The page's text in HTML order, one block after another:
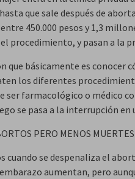
que sale después de
450.000 pesos y 1,3
procedimiento, y pasan a la
que básicamente es conocer
los diferentes
ser farmacológico o médico
se pasa a la interrupción
PERO MENOS MUERTES
cuando se despenaliza el
aumentan, pero